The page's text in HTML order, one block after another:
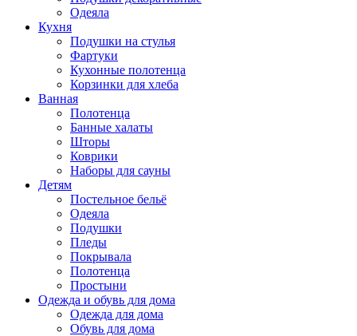
Одеяла
Кухня
Подушки на стулья
Фартуки
Кухонные полотенца
Корзинки для хлеба
Ванная
Полотенца
Банные халаты
Шторы
Коврики
Наборы для сауны
Детям
Постельное бельё
Одеяла
Подушки
Пледы
Покрывала
Полотенца
Простыни
Одежда и обувь для дома
Одежда для дома
Обувь для дома